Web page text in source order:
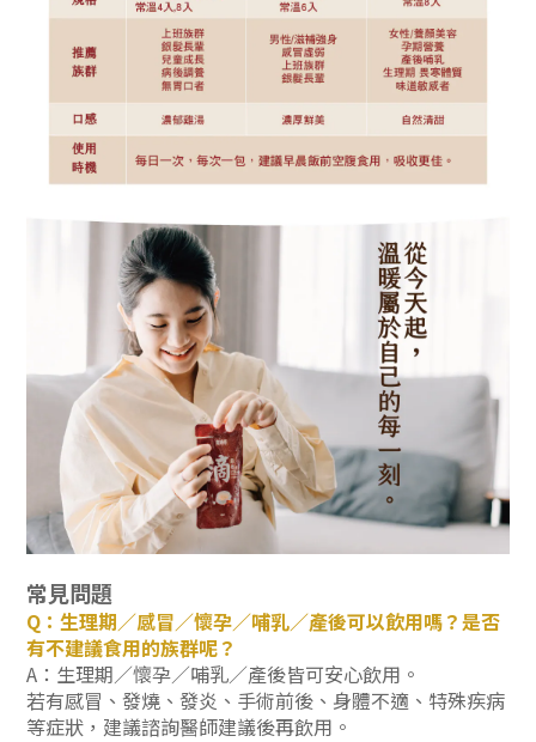
常見問題
Q：生理期／感冒／懷孕／哺乳／產後可以飲用嗎？是否
有不建議食用的族群呢？
A：生理期／懷孕／哺乳／產後皆可安心飲用。
若有感冒、發燒、發炎、手術前後、身體不適、特殊疾病
等症狀，建議諮詢醫師建議後再飲用。